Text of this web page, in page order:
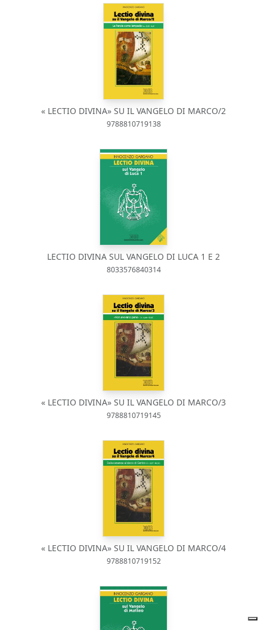
« LECTIO DIVINA» SU IL VANGELO DI MARCO/2
9788810719138
LECTIO DIVINA SUL VANGELO DI LUCA 1 E 2
8033576840314
« LECTIO DIVINA» SU IL VANGELO DI MARCO/3
9788810719145
« LECTIO DIVINA» SU IL VANGELO DI MARCO/4
9788810719152